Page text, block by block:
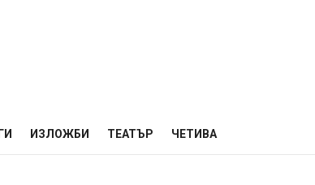
ИЗЛОЖБИ ТЕАТЪР ЧЕТИВА